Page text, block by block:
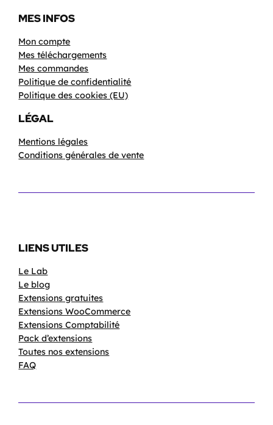
MES INFOS
Mon compte
Mes téléchargements
Mes commandes
Politique de confidentialité
Politique des cookies (EU)
LÉGAL
Mentions légales
Conditions générales de vente
LIENS UTILES
Le Lab
Le blog
Extensions gratuites
Extensions WooCommerce
Extensions Comptabilité
Pack d’extensions
Toutes nos extensions
FAQ